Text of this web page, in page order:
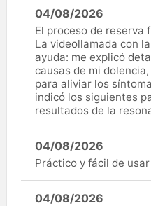
04/08/2026
El proceso de reserva
La videollamada con
ayuda: me explicó
causas de mi
para aliviar los
indicó los siguientes
resultados de la
04/08/2026
Práctico y fácil de usar
04/08/2026